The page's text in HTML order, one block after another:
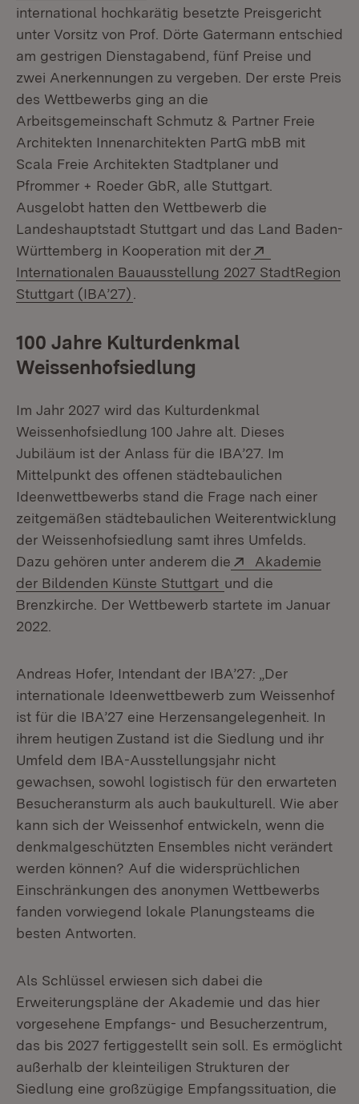
international hochkarätig besetzte Preisgericht
unter Vorsitz von Prof. Dörte Gatermann entschied
am gestrigen Dienstagabend, fünf Preise und
zwei Anerkennungen zu vergeben. Der erste Preis
des Wettbewerbs ging an die
Arbeitsgemeinschaft Schmutz & Partner Freie
Architekten Innenarchitekten PartG mbB mit
Scala Freie Architekten Stadtplaner und
Pfrommer + Roeder GbR, alle Stuttgart.
Ausgelobt hatten den Wettbewerb die
Landeshauptstadt Stuttgart und das Land Baden-
Württemberg in Kooperation mit der
Internationalen Bauausstellung 2027 StadtRegion
Stuttgart (IBA’27)
100 Jahre Kulturdenkmal
Weissenhofsiedlung
Im Jahr 2027 wird das Kulturdenkmal
Weissenhofsiedlung 100 Jahre alt. Dieses
Jubiläum ist der Anlass für die IBA’27. Im
Mittelpunkt des offenen städtebaulichen
Ideenwettbewerbs stand die Frage nach einer
zeitgemäßen städtebaulichen Weiterentwicklung
der Weissenhofsiedlung samt ihres Umfelds.
Dazu gehören unter anderem die
Extern:
Akademie
der Bildenden Künste Stuttgart (Öffnet in neuem
und die
Brenzkirche. Der Wettbewerb startete im Januar
2022.
Andreas Hofer, Intendant der IBA’27: „Der
internationale Ideenwettbewerb zum Weissenhof
ist für die IBA’27 eine Herzensangelegenheit. In
ihrem heutigen Zustand ist die Siedlung und ihr
Umfeld dem IBA-Ausstellungsjahr nicht
gewachsen, sowohl logistisch für den erwarteten
Besucheransturm als auch baukulturell. Wie aber
kann sich der Weissenhof entwickeln, wenn die
denkmalgeschützten Ensembles nicht verändert
werden können? Auf die widersprüchlichen
Einschränkungen des anonymen Wettbewerbs
fanden vorwiegend lokale Planungsteams die
besten Antworten.
Als Schlüssel erwiesen sich dabei die
Erweiterungspläne der Akademie und das hier
vorgesehene Empfangs- und Besucherzentrum,
das bis 2027 fertiggestellt sein soll. Es ermöglicht
außerhalb der kleinteiligen Strukturen der
Siedlung eine großzügige Empfangssituation, die